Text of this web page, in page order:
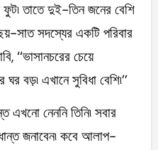
তাতে দুই-তিন জনের বেশি
সাত সদস্যের একটি পরিবার
‘‘ভাসানচরের চেয়ে
ঘর বড়৷ এখানে সুবিধা বেশি৷’’
এখনো নেননি তিনি৷ সবার
জনাবেন৷ কবে আলাপ-